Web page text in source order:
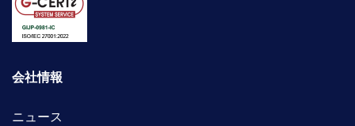
会社情報
ニュース